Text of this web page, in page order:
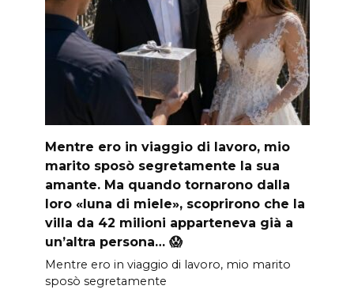
Mentre ero in viaggio di lavoro, mio
marito sposò segretamente la sua
amante. Ma quando tornarono dalla
loro «luna di miele», scoprirono che la
villa da 42 milioni apparteneva già a
un’altra persona… 😱
Mentre ero in viaggio di lavoro, mio marito
sposò segretamente